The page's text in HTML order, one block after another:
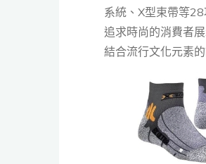
系統、X型束帶等
追求時尚的消費者
結合流行文化元素